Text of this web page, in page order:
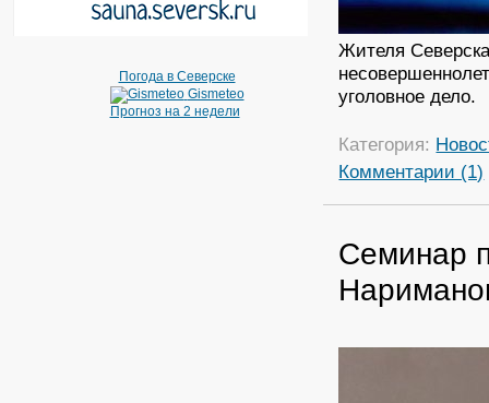
Погода в Северске
Gismeteo
Прогноз на 2 недели
Жителя
уголовное дело.
Категория:
Комментарии (1)
Cеминар